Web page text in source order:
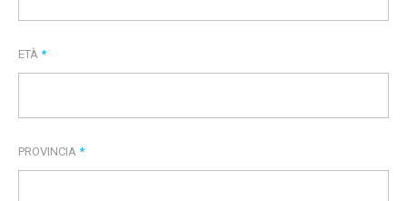
ETÀ *
PROVINCIA *